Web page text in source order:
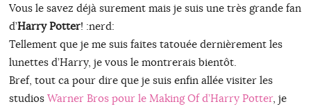
Vous le savez déjà surement mais je suis une très grande fan
d’Harry Potter! :nerd:
Tellement que je me suis faites tatouée dernièrement les
lunettes d’Harry, je vous le montrerais bientôt.
Bref, tout ca pour dire que je suis enfin allée visiter les
studios Warner Bros pour le Making Of d’Harry Potter, je